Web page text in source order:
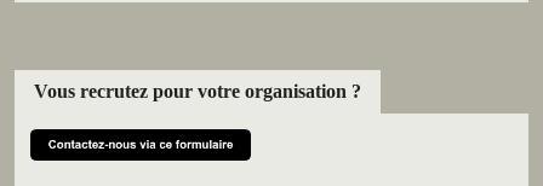
Vous recrutez pour votre organisation ?